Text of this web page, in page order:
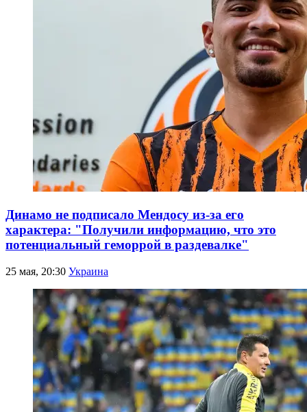
Динамо не подписало Мендосу из-за его
характера: "Получили информацию, что это
потенциальный геморрой в раздевалке"
25 мая, 20:30 Украина